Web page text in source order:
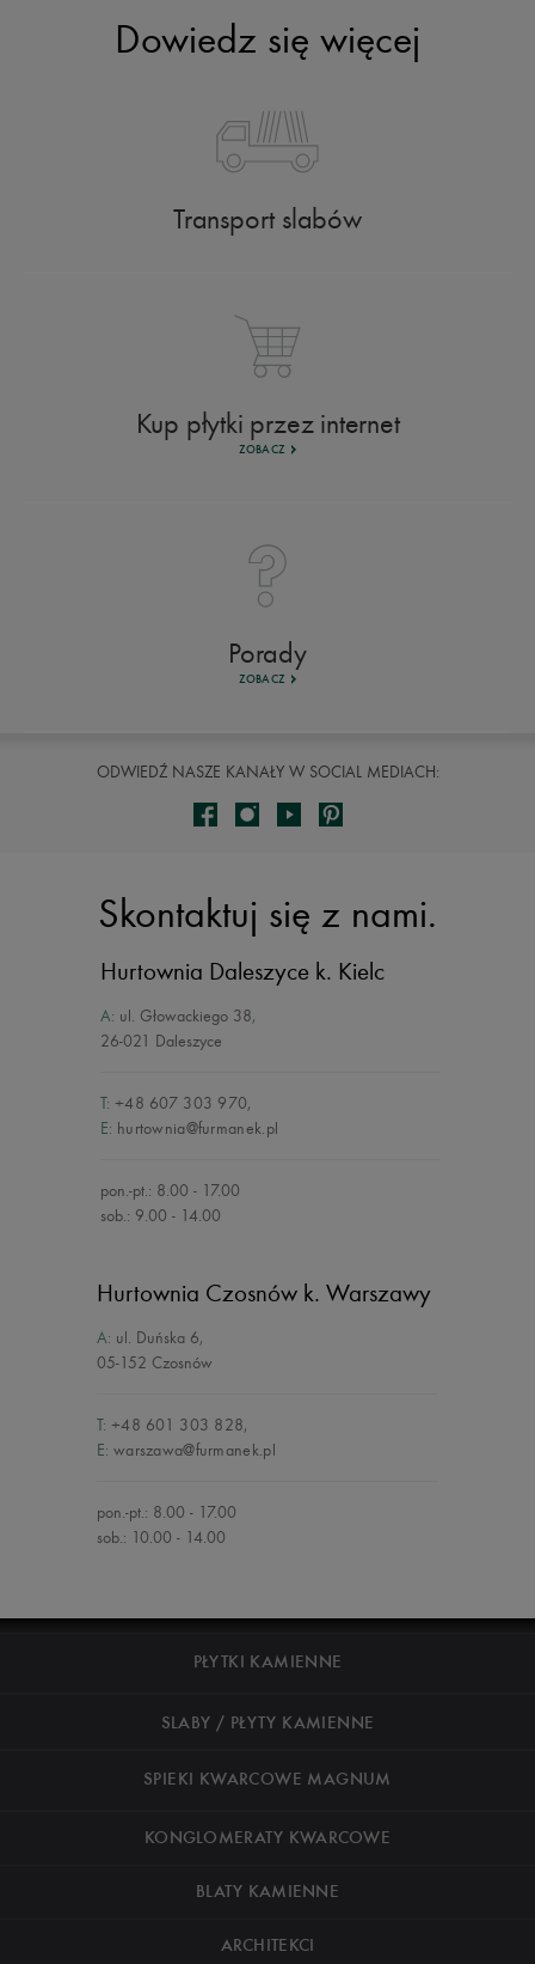
Dowiedz się więcej
Transport slabów
Kup płytki przez internet
ZOBACZ
Porady
ZOBACZ
ODWIEDŹ NASZE KANAŁY W SOCIAL MEDIACH:
Skontaktuj się z nami.
Hurtownia Daleszyce k. Kielc
A: ul. Głowackiego 38,
26-021 Daleszyce
T: +48 607 303 970,
E: hurtownia@furmanek.pl
pon.-pt.: 8.00 - 17.00
sob.: 9.00 - 14.00
Hurtownia Czosnów k. Warszawy
A: ul. Duńska 6,
05-152 Czosnów
T: +48 601 303 828,
E: warszawa@furmanek.pl
pon.-pt.: 8.00 - 17.00
sob.: 10.00 - 14.00
PŁYTKI KAMIENNE
SLABY / PŁYTY KAMIENNE
SPIEKI KWARCOWE MAGNUM
KONGLOMERATY KWARCOWE
BLATY KAMIENNE
ARCHITEKCI